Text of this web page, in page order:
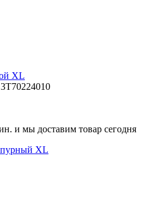
XL
и мы доставим товар сегодня